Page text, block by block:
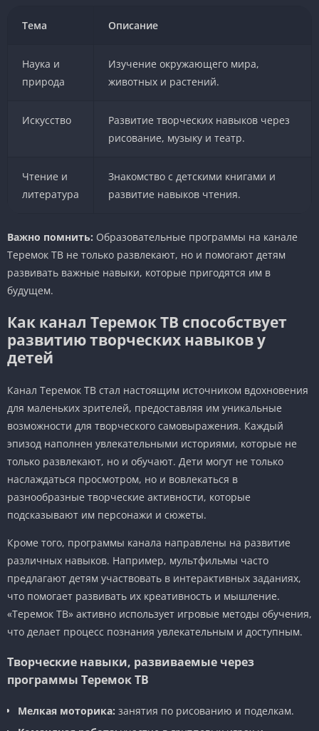
Тема Описание
Наука и
природа
Изучение окружающего мира,
животных и растений.
Искусство
Развитие творческих навыков через
рисование, музыку и театр.
Чтение и
литература
Знакомство с детскими книгами и
развитие навыков чтения.
Важно помнить: Образовательные программы на канале
Теремок ТВ не только развлекают, но и помогают детям
развивать важные навыки, которые пригодятся им в
будущем.
Как канал Теремок ТВ способствует
развитию творческих навыков у
детей
Канал Теремок ТВ стал настоящим источником вдохновения
для маленьких зрителей, предоставляя им уникальные
возможности для творческого самовыражения. Каждый
эпизод наполнен увлекательными историями, которые не
только развлекают, но и обучают. Дети могут не только
наслаждаться просмотром, но и вовлекаться в
разнообразные творческие активности, которые
подсказывают им персонажи и сюжеты.
Кроме того, программы канала направлены на развитие
различных навыков. Например, мультфильмы часто
предлагают детям участвовать в интерактивных заданиях,
что помогает развивать их креативность и мышление.
«Теремок ТВ» активно использует игровые методы обучения,
что делает процесс познания увлекательным и доступным.
Творческие навыки, развиваемые через
программы Теремок ТВ
Мелкая моторика: занятия по рисованию и поделкам.